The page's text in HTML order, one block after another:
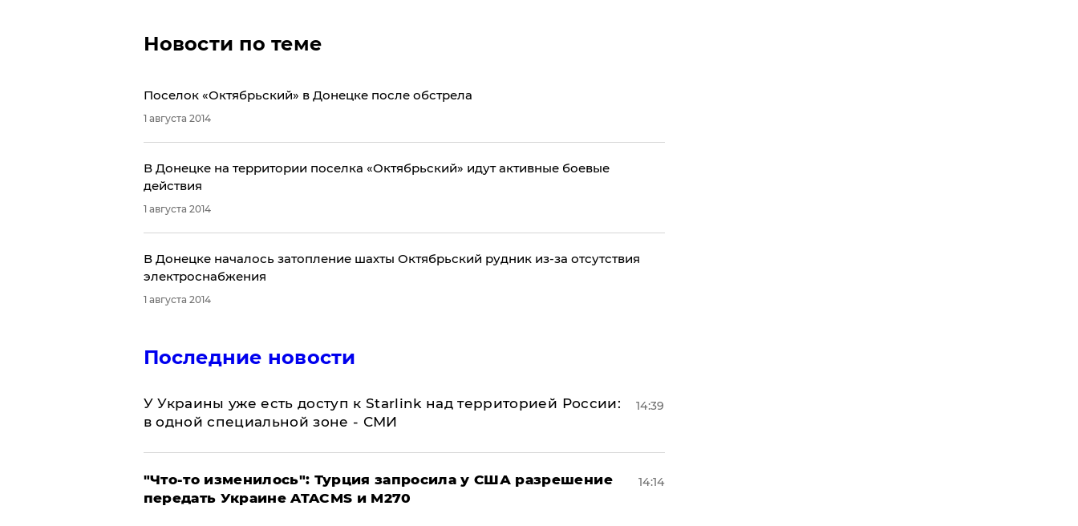
Новости по теме
Поселок «Октябрьский» в Донецке после обстрела
1 августа 2014
В Донецке на территории поселка «Октябрьский» идут активные боевые
действия
1 августа 2014
В Донецке началось затопление шахты Октябрьский рудник из-за отсутствия
электроснабжения
1 августа 2014
Последние новости
У Украины уже есть доступ к Starlink над территорией России:
в одной специальной зоне - СМИ
14:39
​"Что-то изменилось": Турция запросила у США разрешение
передать Украине ATACMS и M270
14:14